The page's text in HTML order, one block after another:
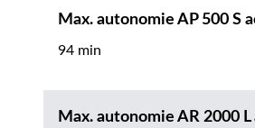
Max. autonomie AP 500 S
94 min
Max. autonomie AR 2000 L